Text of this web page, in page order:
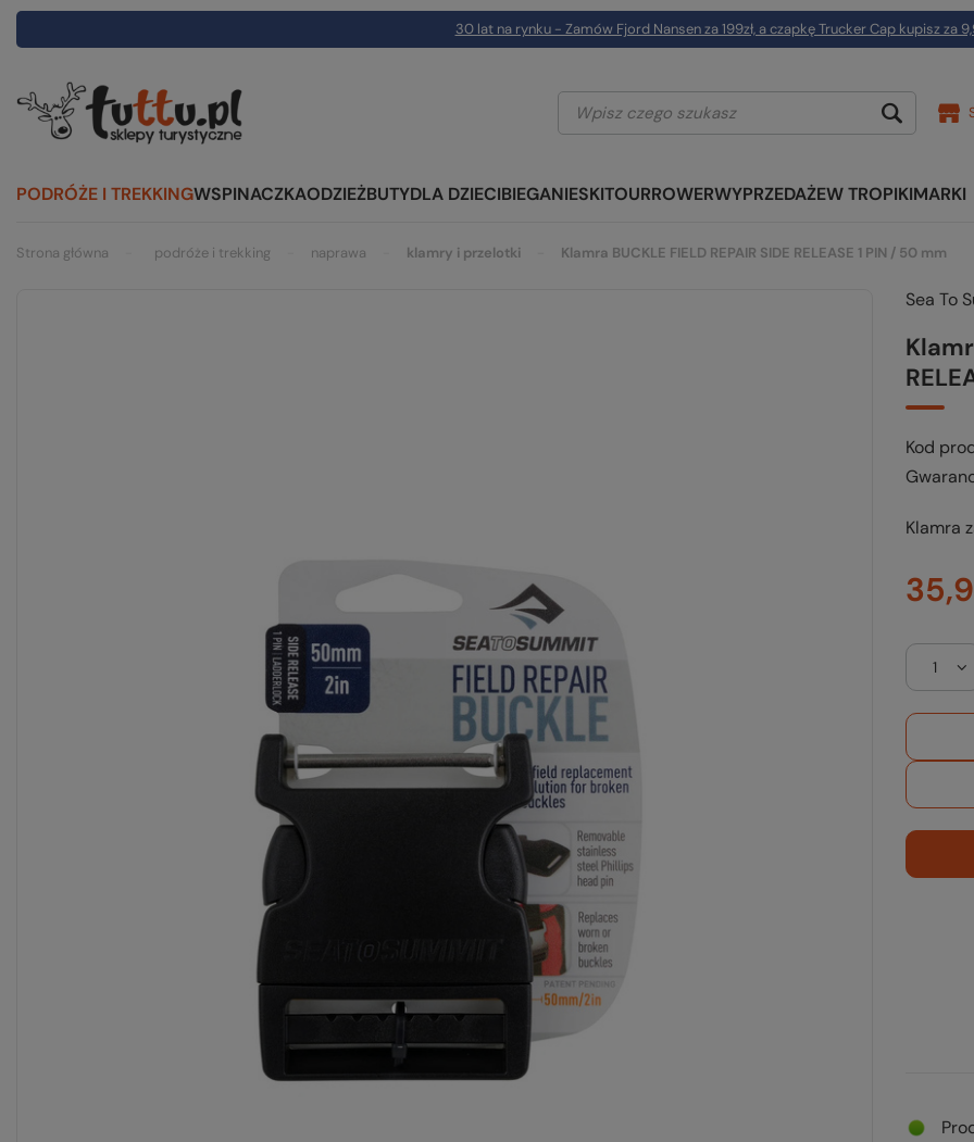
30 lat na rynku - Zamów Fjord Nansen za 199zł, a czapkę Trucker Cap kupisz za
PODRÓŻE I TREKKINGWSPINACZKAODZIEŻBUTYDLA DZIECIBIEGANIESKITOURROWERWYPRZEDAŻEW TROPIKIMARKI
Strona główna podróże i trekking naprawa klamry i przelotki Klamra BUCKLE FIELD REPAIR SIDE RELEASE 1 PIN / 50 mm
Sea To
Kod
Klamra